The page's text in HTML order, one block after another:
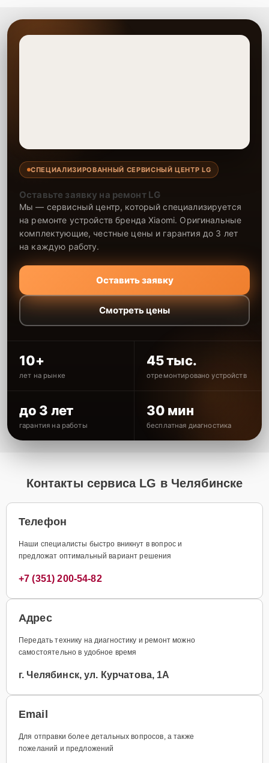
СПЕЦИАЛИЗИРОВАННЫЙ СЕРВИСНЫЙ ЦЕНТР LG
Оставьте заявку на ремонт LG
Мы — сервисный центр, который специализируется
на ремонте устройств бренда Xiaomi. Оригинальные
комплектующие, честные цены и гарантия до 3 лет
на каждую работу.
Оставить заявку
Смотреть цены
10+
лет на рынке
45 тыс.
отремонтировано устройств
до 3 лет
гарантия на работы
30 мин
бесплатная диагностика
Контакты сервиса LG в Челябинске
Телефон
Наши специалисты быстро вникнут в вопрос и
предложат оптимальный вариант решения
+7 (351) 200-54-82
Адрес
Передать технику на диагностику и ремонт можно
самостоятельно в удобное время
г. Челябинск, ул. Курчатова, 1А
Email
Для отправки более детальных вопросов, а также
пожеланий и предложений